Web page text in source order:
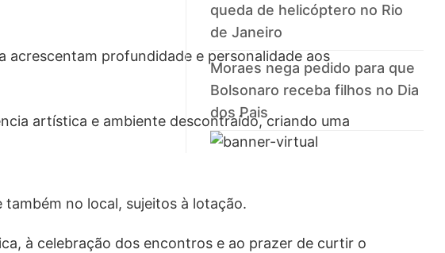
acrescentam profundidade e personalidade aos
artística e ambiente descontraído, criando uma
no local, sujeitos à lotação.
à celebração dos encontros e ao prazer de curtir o
queda de helicóptero no Rio
de Janeiro
Moraes nega pedido para que
Bolsonaro receba filhos no Dia
dos Pais